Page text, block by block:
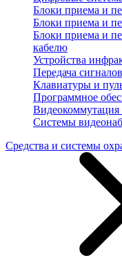
Блоки приема и
Блоки приема и
Блоки приема и
кабелю
Устройства
Передача
Клавиатуры и
Программное
Видеокоммутация
Системы
Средства и системы